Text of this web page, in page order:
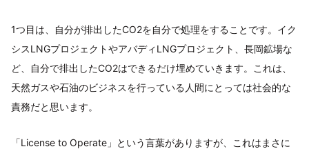
1つ目は、自分が排出したCO2を自分で処理をすることです。イク
シスLNGプロジェクトやアバディLNGプロジェクト、長岡鉱場な
ど、自分で排出したCO2はできるだけ埋めていきます。これは、
天然ガスや石油のビジネスを行っている人間にとっては社会的な
責務だと思います。
「License to Operate」という言葉がありますが、これはまさに